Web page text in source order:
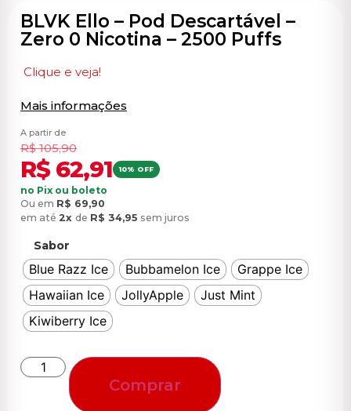
BLVK Ello – Pod Descartável –
Zero 0 Nicotina – 2500 Puffs
Clique e veja!
Mais informações
A partir de
R$105,90
R$62,91 10% OFF
no Pix ou boleto
Ou em R$ 69,90
em até 2x de R$ 34,95 sem juros
Sabor
Blue Razz Ice Bubbamelon Ice
Grappe Ice
Hawaiian Ice
JollyApple
Just Mint
Kiwiberry Ice
Comprar